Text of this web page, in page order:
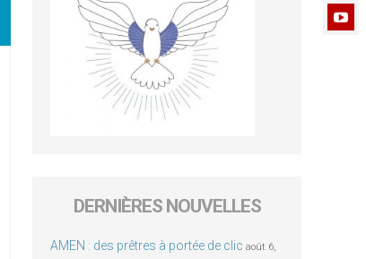
DERNIÈRES NOUVELLES
AMEN : des prêtres à portée de clic août 6,